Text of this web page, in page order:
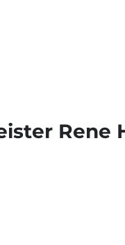
Rene